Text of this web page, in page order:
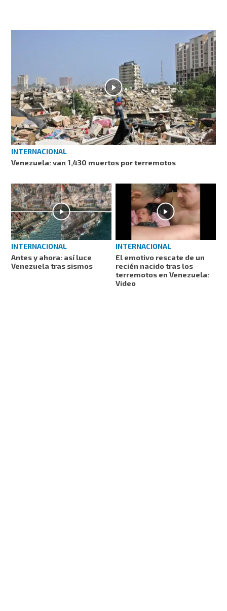
INTERNACIONAL
Venezuela: van 1,430 muertos por terremotos
INTERNACIONAL
Antes y ahora: así luce
Venezuela tras sismos
INTERNACIONAL
El emotivo rescate de un
recién nacido tras los
terremotos en Venezuela:
Video